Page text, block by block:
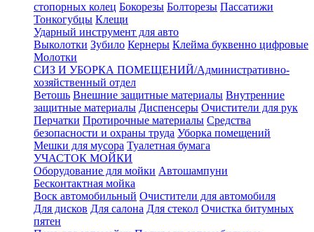
стопорных колец Бокорезы Болторезы Пассатижи
Тонкогубцы Клещи
Ударный инструмент для авто
Выколотки Зубило Кернеры Клейма буквенно цифровые
Молотки
СИЗ И УБОРКА ПОМЕЩЕНИЙ/Административно-
хозяйственный отдел
Ветошь Внешние защитные материалы Внутренние
защитные материалы Диспенсеры Очистители для рук
Перчатки Протирочные материалы Средства
безопасности и охраны труда Уборка помещений
Мешки для мусора Туалетная бумага
УЧАСТОК МОЙКИ
Оборудование для мойки Автошампуни
Бесконтактная мойка
Воск автомобильный Очистители для автомобиля
Для дисков Для салона Для стекол Очистка битумных
пятен